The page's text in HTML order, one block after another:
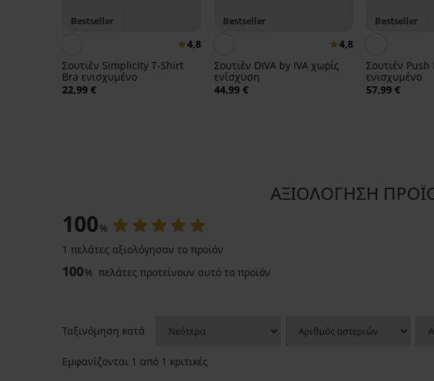
Bestseller
4,8
Σουτιέν Simplicity T-Shirt
Bra ενισχυμένο
22,99 €
Bestseller
4,8
Σουτιέν DIVA by IVA χωρίς
ενίσχυση
44,99 €
Bestseller
Σουτιέν
ενισχυμένο
57,99 €
λωρίδες
μηρών
ΑΞΙΟΛΟΓΗΣΗ
100%
1 πελάτες αξιολόγησαν το προϊόν
100% πελάτες προτείνουν αυτό το προϊόν
Ταξινόμηση κατά
Εμφανίζονται 1 από 1 κριτικές